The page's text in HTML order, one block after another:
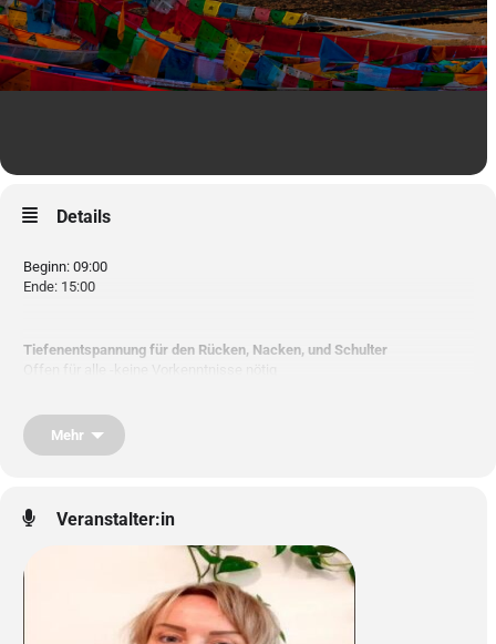
Details
Beginn: 09:00
Ende: 15:00
Tiefenentspannung für den Rücken, Nacken, und Schulter
Offen für alle -keine Vorkenntnisse nötig
Wir tauchen ein in die sanfte & energetische Körperarbeit Jahrhundert
alter Traditionen, welche zu einer sehr tiefgehenden Entspannung auf
Stresslösenden Grifftechniken für Rücken, Schulter und Nacken –
stärken unser physisches, emotionales als auch mentales
Mehr
Veranstalter:in